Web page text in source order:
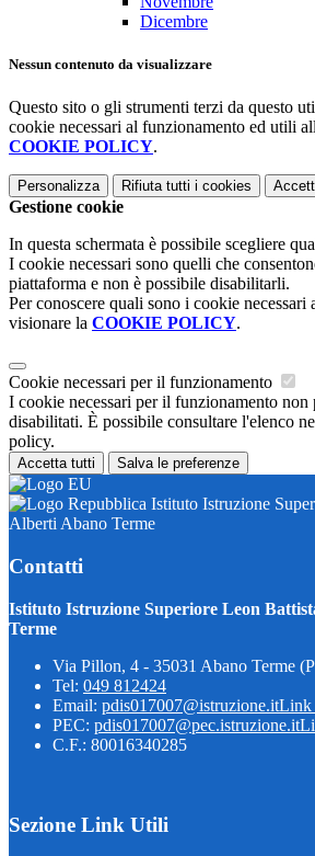
Dicembre
Nessun contenuto da visualizzare
Questo sito o gli strumenti terzi da questo
cookie necessari al funzionamento ed utili
COOKIE POLICY.
Personalizza Rifiuta tutti i cookies
Gestione cookie
In questa schermata è possibile scegliere
I cookie necessari sono quelli che
piattaforma e non è possibile disabilitarli.
Per conoscere quali sono i cookie necessari
visionare la COOKIE POLICY.
Cookie necessari per il funzionamento
I cookie necessari per il funzionamento non
disabilitati. È possibile consultare l'elenco
policy.
Accetta tutti Salva le preferenze
Istituto Istruzione
Alberti Abano Terme
Contatti
Istituto Istruzione Superiore Leon
Terme
Via Pillon, 4 - 35031 Abano Terme
Tel: 049 812424
Email: pdis017007@istruzione.itLink
PEC: pdis017007@pec.istruzione.it
C.F.: 80016340285
Sezione Link Utili